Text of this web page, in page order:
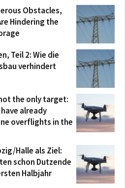
Obstacles,
Hindering the
Teil 2: Wie die
verhindert
the only target:
already
overflights in the
Halle als Ziel:
schon Dutzende
Halbjahr